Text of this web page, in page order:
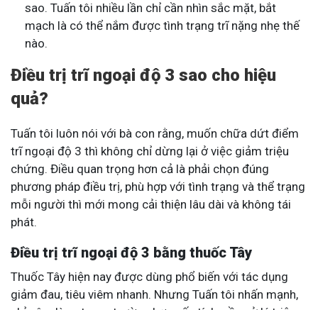
sao. Tuấn tôi nhiều lần chỉ cần nhìn sắc mặt, bắt
mạch là có thể nắm được tình trạng trĩ nặng nhẹ thế
nào.
Điều trị trĩ ngoại độ 3 sao cho hiệu
quả?
Tuấn tôi luôn nói với bà con rằng, muốn chữa dứt điểm
trĩ ngoại độ 3 thì không chỉ dừng lại ở việc giảm triệu
chứng. Điều quan trọng hơn cả là phải chọn đúng
phương pháp điều trị, phù hợp với tình trạng và thể trạng
mỗi người thì mới mong cải thiện lâu dài và không tái
phát.
Điều trị trĩ ngoại độ 3 bằng thuốc Tây
Thuốc Tây hiện nay được dùng phổ biến với tác dụng
giảm đau, tiêu viêm nhanh. Nhưng Tuấn tôi nhấn mạnh,